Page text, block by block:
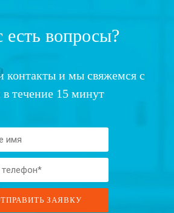
вопросы?
контакты и мы свяжемся с
течение 15 минут